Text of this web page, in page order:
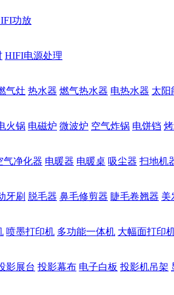
功放
HIFI电源处理
气灶 热水器 燃气热水器 电热水器 太阳
火锅 电磁炉 微波炉 空气炸锅 电饼铛
气净化器 电暖器 电暖桌 吸尘器 扫地机
牙刷 脱毛器 鼻毛修剪器 睫毛卷翘器 美
喷墨打印机 多功能一体机 大幅面打印
影展台 投影幕布 电子白板 投影机吊架